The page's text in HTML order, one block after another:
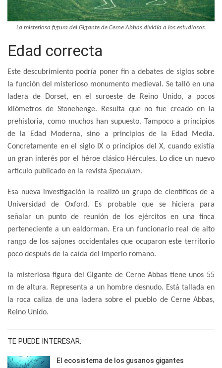
La misteriosa figura del Gigante de Cerne Abbas dividía a los estudiosos.
Edad correcta
Este descubrimiento podría poner fin a debates de siglos sobre
la función del misterioso monumento medieval. Se talló en una
ladera de Dorset, en el suroeste de Reino Unido, a pocos
kilómetros de Stonehenge. Resulta que no fue creado en la
prehistoria, como muchos han supuesto. Tampoco a principios
de la Edad Moderna, sino a principios de la Edad Media.
Concretamente en el siglo IX o principios del X, cuando existía
un gran interés por el héroe clásico Hércules. Lo dice un nuevo
artículo publicado en la revista Speculum.
Esa nueva investigación la realizó un grupo de científicos de a
Universidad de Oxford. Es probable que se hiciera para
señalar un punto de reunión de los ejércitos en una finca
perteneciente a un ealdorman. Era un funcionario real de alto
rango de los sajones occidentales que ocuparon este territorio
poco después de la caída del Imperio romano.
la misteriosa figura del Gigante de Cerne Abbas tiene unos 55
m de altura. Representa a un hombre desnudo. Está tallada en
la roca caliza de una ladera sobre el pueblo de Cerne Abbas,
Reino Unido.
TE PUEDE INTERESAR:
El ecosistema de los gusanos gigantes